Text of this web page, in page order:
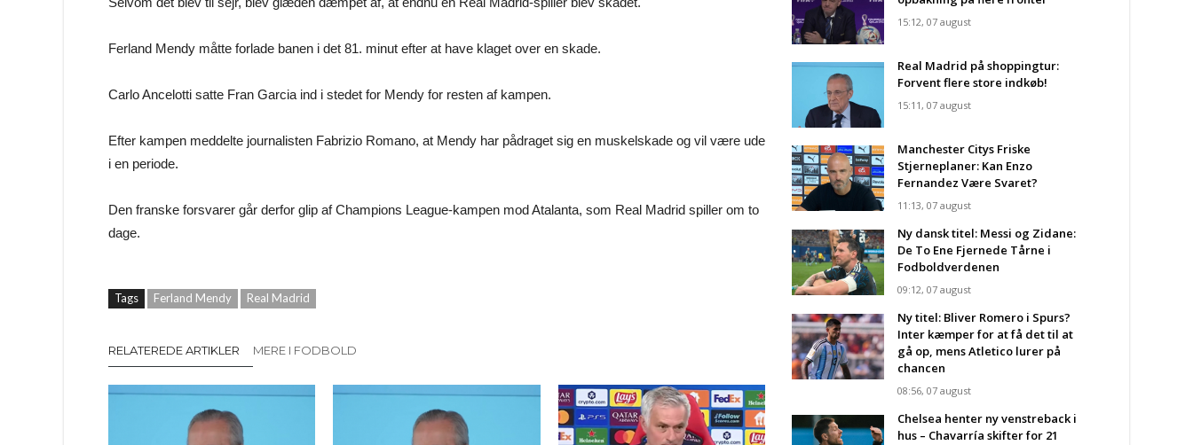
Ferland Mendy måtte forlade banen i det 81. minut efter at have klaget over en skade.
Carlo Ancelotti satte Fran Garcia ind i stedet for Mendy for resten af kampen.
Efter kampen meddelte journalisten Fabrizio Romano, at Mendy har pådraget sig en muskelskade og vil være ude
i en periode.
Den franske forsvarer går derfor glip af Champions League-kampen mod Atalanta, som Real Madrid spiller om to
dage.
Tags Ferland Mendy Real Madrid
RELATEREDE ARTIKLER MERE I FODBOLD
15:12, 07 august
Real Madrid på shoppingtur:
Forvent flere store indkøb!
15:11, 07 august
Manchester Citys Friske
Stjerneplaner: Kan Enzo
Fernandez Være Svaret?
11:13, 07 august
Ny dansk titel: Messi og Zidane:
De To Ene Fjernede Tårne i
Fodboldverdenen
09:12, 07 august
Ny titel: Bliver Romero i Spurs?
Inter kæmper for at få det til at
gå op, mens Atletico lurer på
chancen
08:56, 07 august
Chelsea henter ny venstreback i
hus – Chavarría skifter for 21